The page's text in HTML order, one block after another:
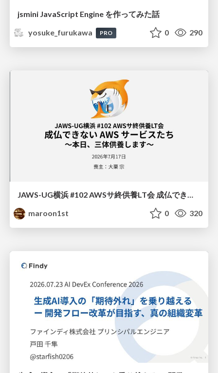
jsmini JavaScript Engine を作ってみた話
yosuke_furukawa
PRO 0 290
JAWS-UG横浜 #102 AWSサ終供養LT会 成仏できない AWS サービスたち 〜本日、三体供養します〜
maroon1st
0 320